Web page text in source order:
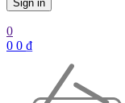
0
0 0 ₫